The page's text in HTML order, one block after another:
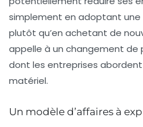
simplement en adoptant
plutôt qu’en achetant de
appelle à un changement de
dont les entreprises
matériel.
Un modèle d’affaires à